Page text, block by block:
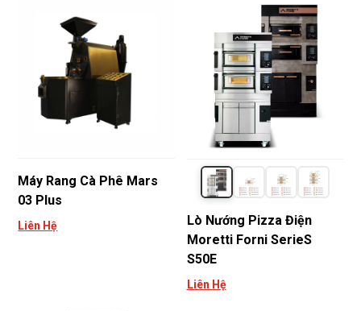
Máy Rang Cà Phê Mars
03 Plus
Liên Hệ
Lò Nướng Pizza Điện
Moretti Forni SerieS
S50E
Liên Hệ